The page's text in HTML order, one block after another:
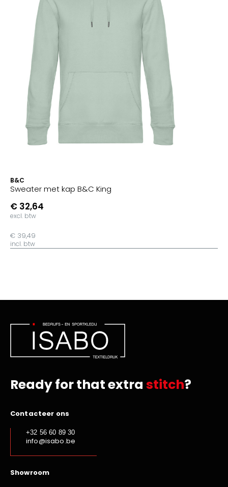
B&C
Sweater met kap B&C King
€ 32,64
excl. btw
€ 39,49
incl. btw
Ready for that extra stitch?
Contacteer ons
+32 56 60 89 30
info@isabo.be
Showroom